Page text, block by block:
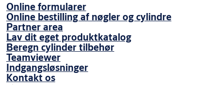
Online formularer
Online bestilling af nøgler og cylindre
Partner area
Lav dit eget produktkatalog
Beregn cylinder tilbehør
Teamviewer
Indgangsløsninger
Kontakt os